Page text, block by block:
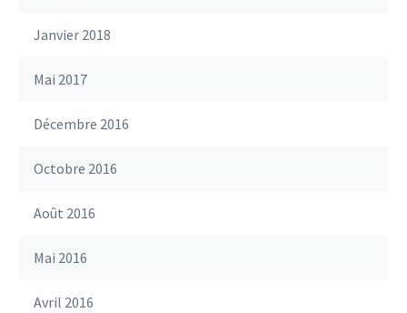
Janvier 2018
Mai 2017
Décembre 2016
Octobre 2016
Août 2016
Mai 2016
Avril 2016